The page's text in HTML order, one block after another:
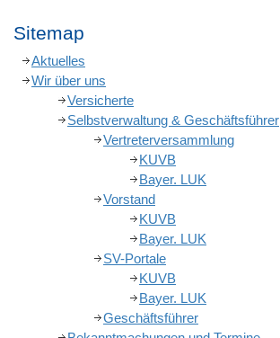
Sitemap
Aktuelles
Wir über uns
Versicherte
Selbstverwaltung & Geschäftsführer
Vertreterversammlung
KUVB
Bayer. LUK
Vorstand
KUVB
Bayer. LUK
SV-Portale
KUVB
Bayer. LUK
Geschäftsführer